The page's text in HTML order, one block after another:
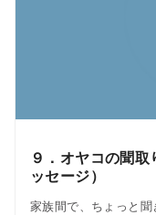
９．オヤコの聞
ッセージ）
家族間で、ちょっと